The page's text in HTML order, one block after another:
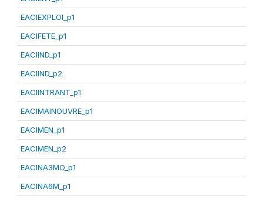
EACIEXPLOI_p1
EACIFETE_p1
EACIIND_p1
EACIIND_p2
EACIINTRANT_p1
EACIMAINOUVRE_p1
EACIMEN_p1
EACIMEN_p2
EACINA3MO_p1
EACINA6M_p1